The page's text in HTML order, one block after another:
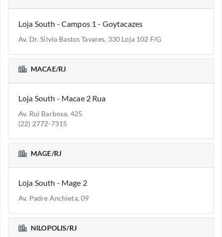
Loja South - Campos 1 - Goytacazes
Av. Dr. Silvio Bastos Tavares, 330 Loja 102 F/G
MACAE/RJ
Loja South - Macae 2 Rua
Av. Rui Barbosa, 425
(22) 2772-7315
MAGE/RJ
Loja South - Mage 2
Av. Padre Anchieta, 09
NILOPOLIS/RJ